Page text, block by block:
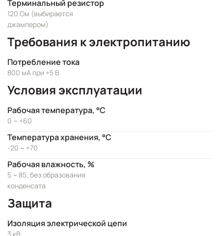
Терминальный резистор
120 Ом (выбирается
джампером)
Требования к электропитанию
Потребление тока
800 мА при +5 В
Условия эксплуатации
Рабочая температура, °C
0 ~ +60
Температура хранения, °C
-20 ~ +70
Рабочая влажность, %
5 ~ 85, без образования
конденсата
Защита
Изоляция электрической цепи
3 кВ